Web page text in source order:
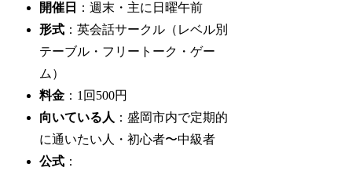
開催日
：週末・主に日曜午前
形式 ：英会話サークル（レベル別
テーブル・フリートーク・ゲー
ム）
料金 ：1回500円
向いている人 ：盛岡市内で定期的
に通いたい人・初心者〜中級者
公式 ：